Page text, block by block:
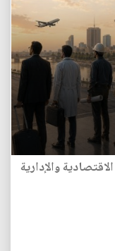
والإدارية